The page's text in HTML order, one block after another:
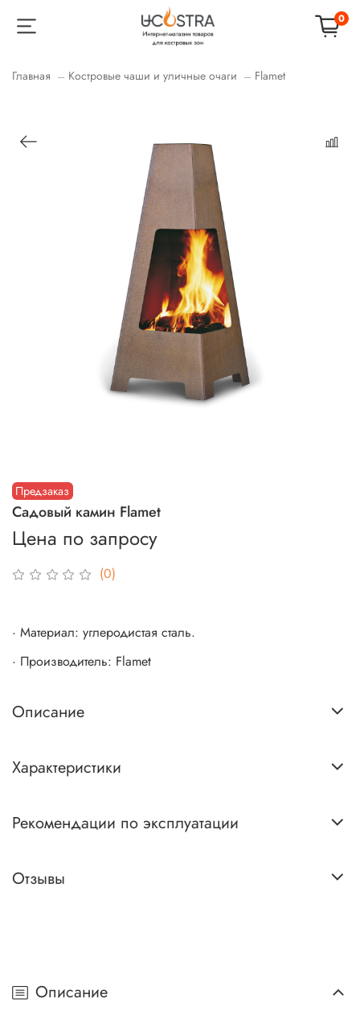
0
Главная Костровые чаши и уличные очаги Flamet
Предзаказ
(0)
Садовый камин Flamet
Цена по запросу
· Материал: углеродистая сталь.
· Производитель: Flamet
Описание
Характеристики
Рекомендации по эксплуатации
Отзывы
Описание